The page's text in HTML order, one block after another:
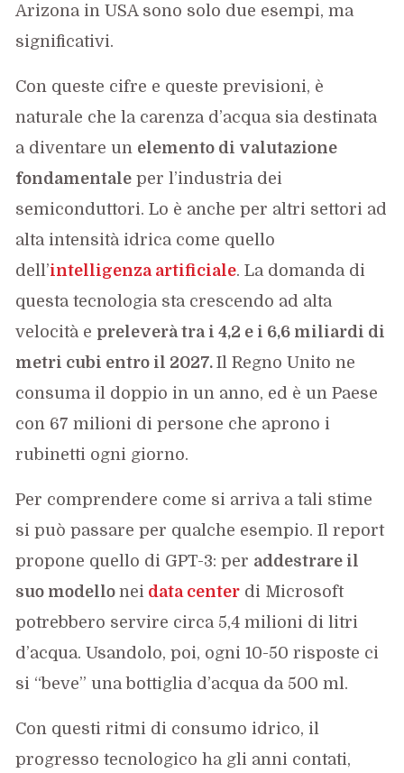
Arizona in USA sono solo due esempi, ma
significativi.
Con queste cifre e queste previsioni, è
naturale che la carenza d’acqua sia destinata
a diventare un elemento di valutazione
fondamentale per l’industria dei
semiconduttori. Lo è anche per altri settori ad
alta intensità idrica come quello
dell’intelligenza artificiale. La domanda di
questa tecnologia sta crescendo ad alta
velocità e preleverà tra i 4,2 e i 6,6 miliardi di
metri cubi entro il 2027.Il Regno Unito ne
consuma il doppio in un anno, ed è un Paese
con 67 milioni di persone che aprono i
rubinetti ogni giorno.
Per comprendere come si arriva a tali stime
si può passare per qualche esempio. Il report
propone quello di GPT-3: per addestrare il
suo modellonei data center di Microsoft
potrebbero servire circa 5,4 milioni di litri
d’acqua. Usandolo, poi, ogni 10-50 risposte ci
si “beve” una bottiglia d’acqua da 500 ml.
Con questi ritmi di consumo idrico, il
progresso tecnologico ha gli anni contati,